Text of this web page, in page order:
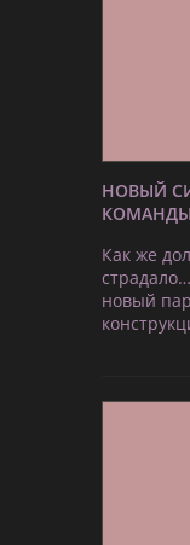
НОВЫЙ
КОМАНДЫ
Как же
новый